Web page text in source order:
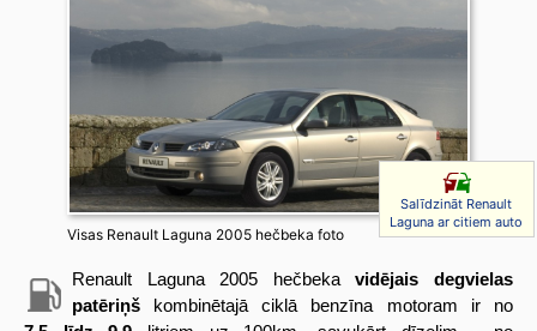
Visas Renault Laguna 2005 hečbeka foto
Salīdzināt Renault
Laguna ar citiem auto
Renault Laguna 2005 hečbekavidējais degvielas
patēriņš kombinētajā ciklā benzīna motoram ir no